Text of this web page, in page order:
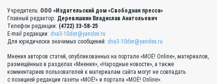
Учредитель: ООО «Издательский дом «Свободная пресса»
Главный редактор: Деревяшкин Владислав Анатольевич
Телефон редакции: (4722) 33-58-25
E-mail редакции: dva3-10der@yandex.ru
Для юридически значимых сообщений: dva3-10der@yandex.ru
Мнения авторов статей, опубликованных на портале «МОЁ! Online», материалов,
размещённых в разделах «Мнения», «Народные новости», а также
комментариев пользователей к материалам сайта могут не совпадать
с позицией редакции газеты «МОЁ!» и портала «МОЁ! Online».